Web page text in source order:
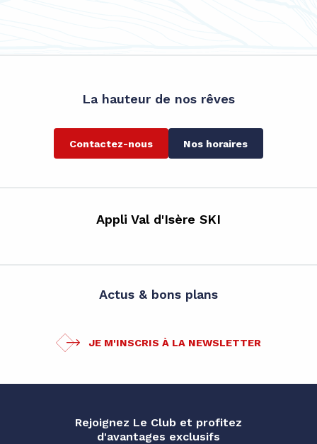
La hauteur de nos rêves
Contactez-nous Nos horaires
Appli Val d'Isère SKI
Actus & bons plans
JE M'INSCRIS À LA NEWSLETTER
Rejoignez Le Club et profitez
d'avantages exclusifs